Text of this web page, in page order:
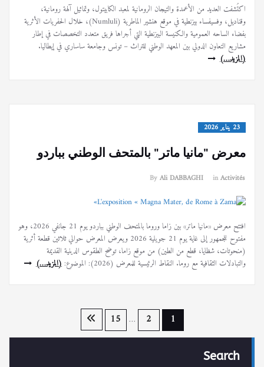
اكتُشفت العديد من الأعمدة والتيجان الرومانية لمعبد الكابيتول، وتماثيل آلهة رومانية،
وقناديل، وفسيفساء بيزنطية في موقع هنشير الماطرية (Numluli)، خلال الحفريات الأثرية
بفضاء الساحه العمومية والكنيسة البيزنطية التي أجراها فريق متعدد التخصصات في إطار
مشاريع التعاون الدولي بين المعهد الوطني للتراث – تونس وجامعة ساساري في إيطاليا.
(المزيد…)
23 يناير 2026
معرض "مانيا ماتر" بالمتحف الوطني بباردو
ByAli DABBAGHI inActivités
افتتح معرض «مانيا ماتر» بين زاما وروما بالمتحف الوطني بباردو يوم 21 جانفي 2026، وهو
مفتوح للجمهور إلى غاية يوم 21 جويلية 2026 ويعرض المعرض حوالي ثلاثين قطعة أثرية
(منحوتات، شظايا، قطع من الطين) من موقع زاما، توضح الطقوس الدينية القديمة
والتبادلات الثقافية مع روما. النقاط الرئيسية للمعرض (2026): الموضوع: (المزيد…)
صفحات
1
2
…
15
Search